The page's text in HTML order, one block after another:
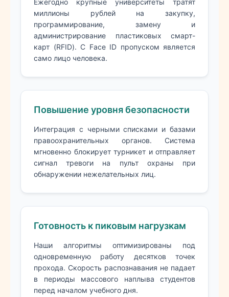
миллионы рублей на закупку,
программирование, замену и
администрирование пластиковых смарт-
карт (RFID). С Face ID пропуском является
само лицо человека.
Повышение уровня безопасности
Интеграция с черными списками и базами
правоохранительных органов. Система
мгновенно блокирует турникет и отправляет
сигнал тревоги на пульт охраны при
обнаружении нежелательных лиц.
Готовность к пиковым нагрузкам
Наши алгоритмы оптимизированы под
одновременную работу десятков точек
прохода. Скорость распознавания не падает
в периоды массового наплыва студентов
перед началом учебного дня.